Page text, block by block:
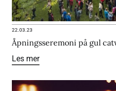
22.03.23
Åpningsseremoni på gul
Les mer